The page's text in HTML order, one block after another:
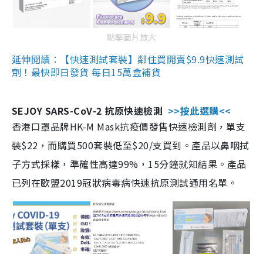
點擊圖片放大
延伸閱讀：【快速測試套裝】鄰住買開賣$9.9快速測試
劑！最快即日發貨 每日15萬盒補貨
SEJOY SARS-CoV-2 抗原快速檢測 >>按此選購<<
香港口罩品牌HK-M Mask抗疫價發售快速檢測劑，單支
裝$22，而購買500套裝低至$20/支買到。產品以鼻咽拭
子方式採樣，準確性高達99%，15分鐘就知結果。產品
已列在歐盟2019冠狀病毒病快速抗原測試通用名單。